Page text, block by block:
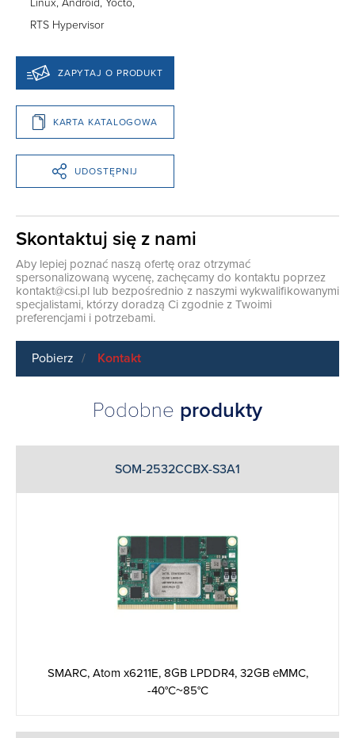
Linux, Android, Yocto,
RTS Hypervisor
ZAPYTAJ O PRODUKT
KARTA KATALOGOWA
UDOSTĘPNIJ
Skontaktuj się z nami
Aby lepiej poznać naszą ofertę oraz otrzymać
spersonalizowaną wycenę, zachęcamy do kontaktu poprzez
kontakt@csi.pl lub bezpośrednio z naszymi wykwalifikowanymi
specjalistami, którzy doradzą Ci zgodnie z Twoimi
preferencjami i potrzebami.
Pobierz Kontakt
Podobne produkty
SOM-2532CCBX-S3A1
SMARC, Atom x6211E, 8GB LPDDR4, 32GB eMMC,
-40°C~85°C